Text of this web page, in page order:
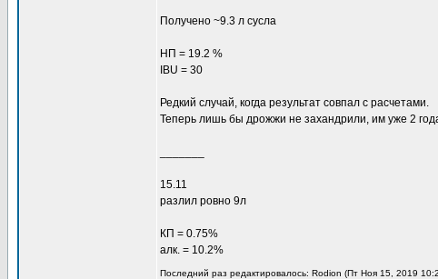
Получено ~9.3 л сусла
НП = 19.2 %
IBU = 30
Редкий случай, когда результат совпал с расчетами.
Теперь лишь бы дрожжи не захандрили, им уже 2
15.11
разлил ровно 9л
КП = 0.75%
алк. = 10.2%
Последний раз редактировалось: Rodion (Пт Ноя 15, 2019